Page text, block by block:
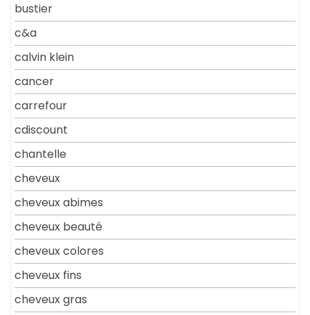
bustier
c&a
calvin klein
cancer
carrefour
cdiscount
chantelle
cheveux
cheveux abimes
cheveux beauté
cheveux colores
cheveux fins
cheveux gras